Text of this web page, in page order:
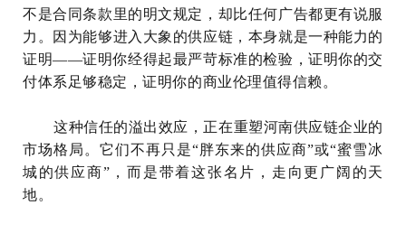
不是合同条款里的明文规定，却比任何广告都更有说服
力。因为能够进入大象的供应链，本身就是一种能力的
证明——证明你经得起最严苛标准的检验，证明你的交
付体系足够稳定，证明你的商业伦理值得信赖。
这种信任的溢出效应，正在重塑河南供应链企业的
市场格局。它们不再只是“胖东来的供应商”或“蜜雪冰
城的供应商”，而是带着这张名片，走向更广阔的天
地。